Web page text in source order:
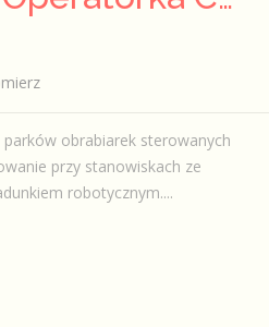
parków obrabiarek sterowanych
przy stanowiskach ze
robotycznym....